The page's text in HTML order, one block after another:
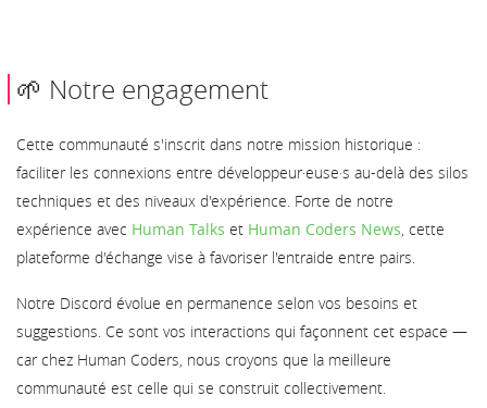
🌱 Notre engagement
Cette communauté s'inscrit dans notre mission historique :
faciliter les connexions entre développeur·euse·s au-delà des silos
techniques et des niveaux d'expérience. Forte de notre
expérience avec Human Talks et Human Coders News , cette
plateforme d'échange vise à favoriser l'entraide entre pairs.
Notre Discord évolue en permanence selon vos besoins et
suggestions. Ce sont vos interactions qui façonnent cet espace —
car chez Human Coders, nous croyons que la meilleure
communauté est celle qui se construit collectivement.